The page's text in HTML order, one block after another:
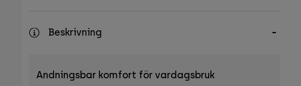
Beskrivning
Andningsbar komfort för vardagsbruk